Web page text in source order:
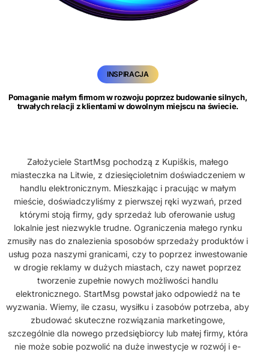
INSPIRACJA
Pomaganie małym firmom w rozwoju poprzez budowanie silnych,
trwałych relacji z klientami w dowolnym miejscu na świecie.
Założyciele StartMsg pochodzą z Kupiškis, małego
miasteczka na Litwie, z dziesięcioletnim doświadczeniem w
handlu elektronicznym. Mieszkając i pracując w małym
mieście, doświadczyliśmy z pierwszej ręki wyzwań, przed
którymi stoją firmy, gdy sprzedaż lub oferowanie usług
lokalnie jest niezwykle trudne. Ograniczenia małego rynku
zmusiły nas do znalezienia sposobów sprzedaży produktów i
usług poza naszymi granicami, czy to poprzez inwestowanie
w drogie reklamy w dużych miastach, czy nawet poprzez
tworzenie zupełnie nowych możliwości handlu
elektronicznego. StartMsg powstał jako odpowiedź na te
wyzwania. Wiemy, ile czasu, wysiłku i zasobów potrzeba, aby
zbudować skuteczne rozwiązania marketingowe,
szczególnie dla nowego przedsiębiorcy lub małej firmy, która
nie może sobie pozwolić na duże inwestycje w rozwój i e-